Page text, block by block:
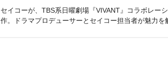
セイコーが、TBS系日曜劇場『VIVANT』コラボレー
作。ドラマプロデューサーとセイコー担当者が魅力を